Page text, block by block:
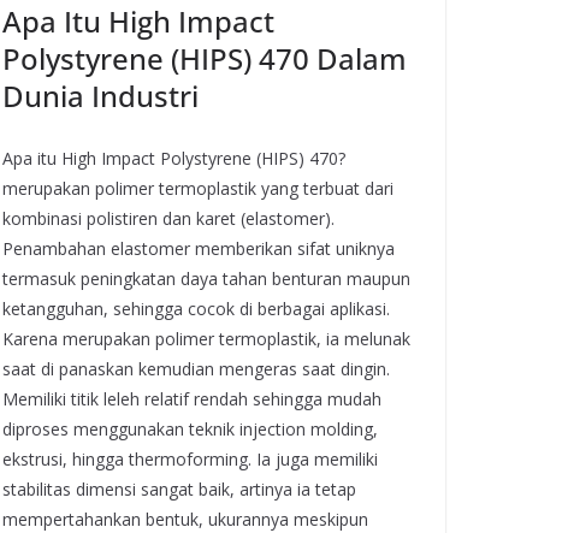
Apa Itu High Impact
Polystyrene (HIPS) 470 Dalam
Dunia Industri
Apa itu High Impact Polystyrene (HIPS) 470?
merupakan polimer termoplastik yang terbuat dari
kombinasi polistiren dan karet (elastomer).
Penambahan elastomer memberikan sifat uniknya
termasuk peningkatan daya tahan benturan maupun
ketangguhan, sehingga cocok di berbagai aplikasi.
Karena merupakan polimer termoplastik, ia melunak
saat di panaskan kemudian mengeras saat dingin.
Memiliki titik leleh relatif rendah sehingga mudah
diproses menggunakan teknik injection molding,
ekstrusi, hingga thermoforming. Ia juga memiliki
stabilitas dimensi sangat baik, artinya ia tetap
mempertahankan bentuk, ukurannya meskipun